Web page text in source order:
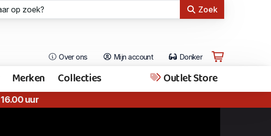
Zoek
Over ons Mijn account Donker
Merken Collecties Outlet Store
uur